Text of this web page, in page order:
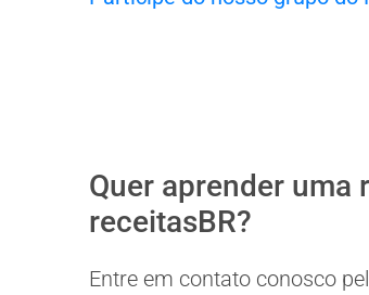
Quer aprender uma
receitasBR?
Entre em contato conosco